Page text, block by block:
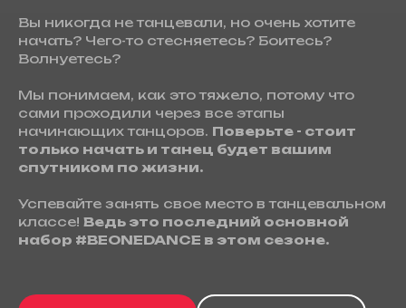
Вы никогда не танцевали, но очень хотите
начать? Чего-то стесняетесь? Боитесь?
Волнуетесь?
Мы понимаем, как это тяжело, потому что
сами проходили через все этапы
начинающих танцоров. Поверьте - стоит
только начать и танец будет вашим
спутником по жизни.
Успевайте занять свое место в танцевальном
классе! Ведь это последний основной
набор #BEONEDANCE в этом сезоне.